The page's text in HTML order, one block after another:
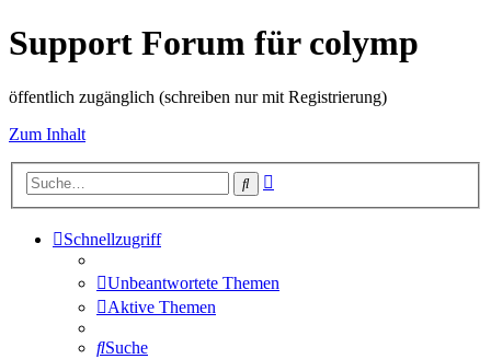
Support Forum für colymp
öffentlich zugänglich (schreiben nur mit Registrierung)
Zum Inhalt
Suche
Schnellzugriff
Unbeantwortete Themen
Aktive Themen
Suche